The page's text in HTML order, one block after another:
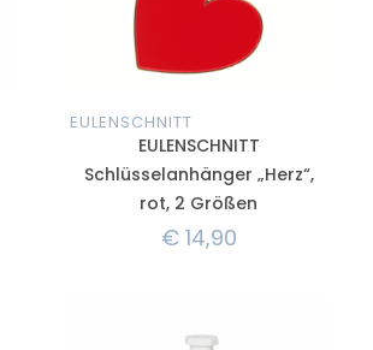
EULENSCHNITT
EULENSCHNITT
Schlüsselanhänger „Herz“,
rot, 2 Größen
€14,90